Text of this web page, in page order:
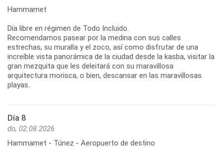
Hammamet
Día libre en régimen de Todo Incluido.
Recomendamos pasear por la medina con sus calles
estrechas, su muralla y el zoco, así como disfrutar de una
increíble vista panorámica de la ciudad desde la kasba, visitar la
gran mezquita que les deleitará con su maravillosa
arquitectura morisca, o bien, descansar en las maravillosas
playas.
Día 8
do, 02.08.2026
Hammamet - Túnez - Aeropuerto de destino